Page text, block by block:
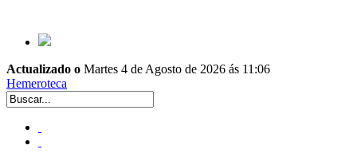
Actualizado o Martes 4 de Agosto de 2026 ás 11:06
Hemeroteca